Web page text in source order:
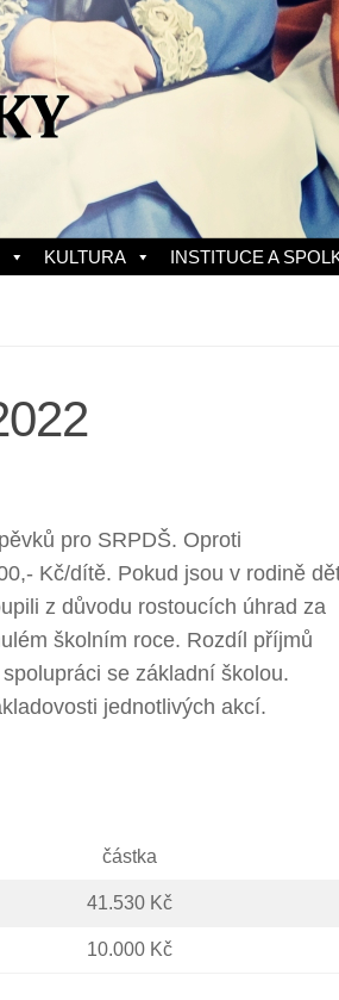
KULTURA INSTITUCE A
pro SRPDŠ. Oproti
Kč/dítě. Pokud jsou v rodině
z důvodu rostoucích úhrad za
školním roce. Rozdíl příjmů
se základní školou.
jednotlivých akcí.
částka
41.530 Kč
10.000 Kč